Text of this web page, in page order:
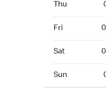
Thu
Fri
Sat
Sun